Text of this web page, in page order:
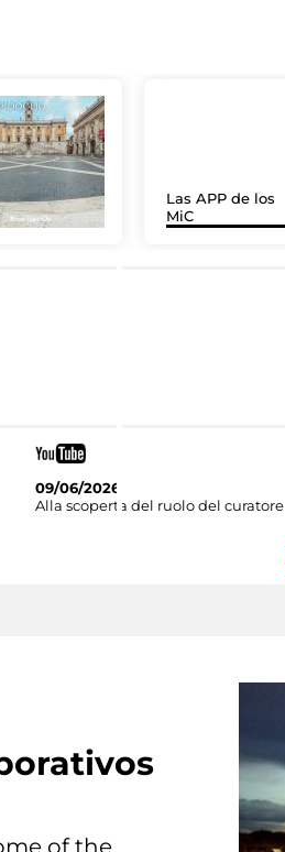
Las APP de los
MiC
09/06/2026
Alla scoperta del ruolo del curatore
of the